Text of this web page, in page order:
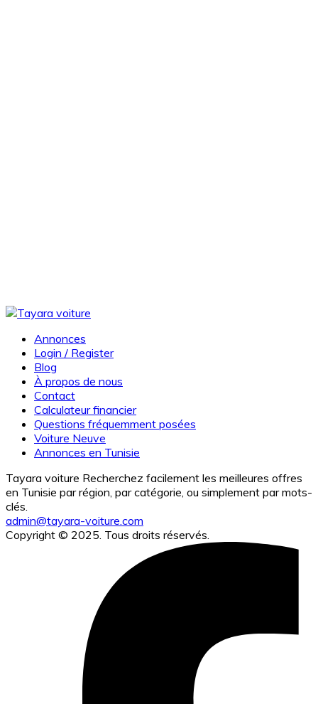
Annonces
Login / Register
Blog
À propos de nous
Contact
Calculateur financier
Questions fréquemment posées
Voiture Neuve
Annonces en Tunisie
Tayara voiture Recherchez facilement les meilleures offres
en Tunisie par région, par catégorie, ou simplement par mots-
clés.
admin@tayara-voiture.com
Copyright © 2025. Tous droits réservés.